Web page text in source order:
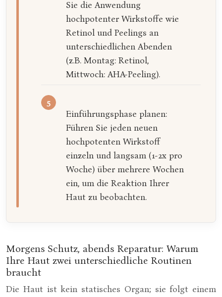
Sie die Anwendung
hochpotenter Wirkstoffe wie
Retinol und Peelings an
unterschiedlichen Abenden
(z.B. Montag: Retinol,
Mittwoch: AHA-Peeling).
Einführungsphase planen:
Führen Sie jeden neuen
hochpotenten Wirkstoff
einzeln und langsam (1-2x pro
Woche) über mehrere Wochen
ein, um die Reaktion Ihrer
Haut zu beobachten.
Morgens Schutz, abends Reparatur: Warum
Ihre Haut zwei unterschiedliche Routinen
braucht
Die Haut ist kein statisches Organ; sie folgt einem